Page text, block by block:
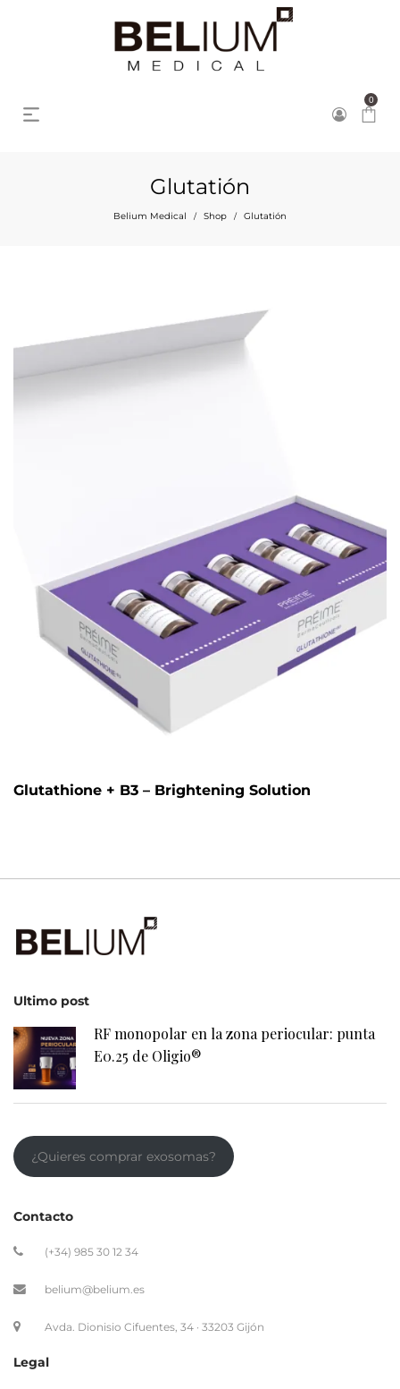
0
Glutatión
Belium Medical / Shop / Glutatión
Glutathione + B3 – Brightening Solution
Ultimo post
RF monopolar en la zona periocular: punta
E0.25 de Oligio®
¿Quieres comprar exosomas?
Contacto
(+34) 985 30 12 34
belium@belium.es
Avda. Dionisio Cifuentes, 34 · 33203 Gijón
Legal